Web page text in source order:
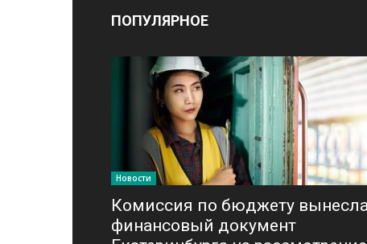
ПОПУЛЯРНОЕ
Новости
Комиссия по бюджету
финансовый документ